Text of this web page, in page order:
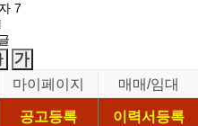
7
마이페이지
매매/임대
공고등록
이력서등록